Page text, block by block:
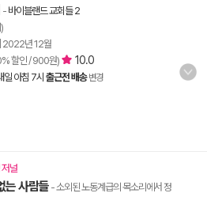
- 바이블랜드 교회들 2
2022년 12월
할인 / 900원) 10.0
일 아침 7시 출근전 배송 변경
저널
는 사람들 - 소외된 노동계급의 목소리에서 정